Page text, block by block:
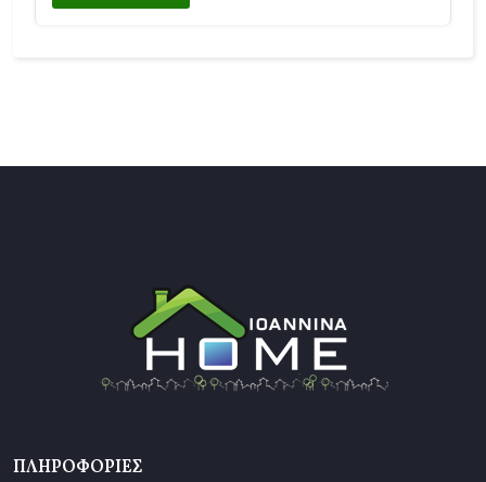
ΠΛΗΡΟΦΟΡΊΕΣ